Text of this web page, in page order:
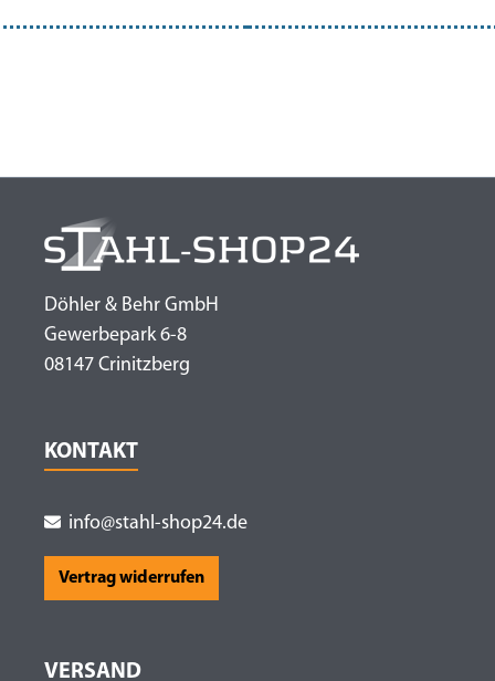
Döhler & Behr GmbH
Gewerbepark 6-8
08147 Crinitzberg
KONTAKT
info@stahl-shop24.de
Vertrag widerrufen
VERSAND